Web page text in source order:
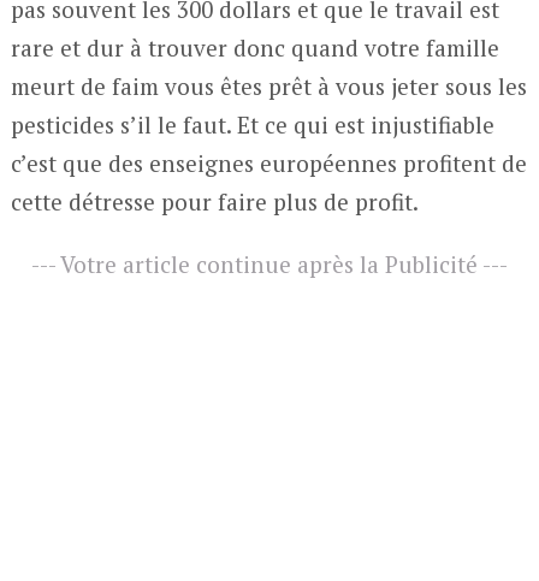
pas souvent les 300 dollars et que le travail est
rare et dur à trouver donc quand votre famille
meurt de faim vous êtes prêt à vous jeter sous les
pesticides s’il le faut. Et ce qui est injustifiable
c’est que des enseignes européennes profitent de
cette détresse pour faire plus de profit.
--- Votre article continue après la Publicité ---